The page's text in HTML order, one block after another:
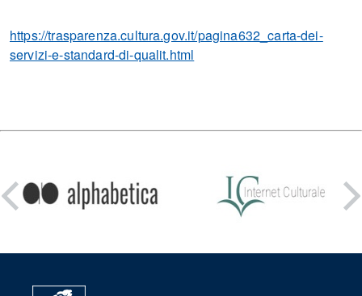
https://trasparenza.cultura.gov.it/pagina632_carta-dei-
servizi-e-standard-di-qualit.html
su: